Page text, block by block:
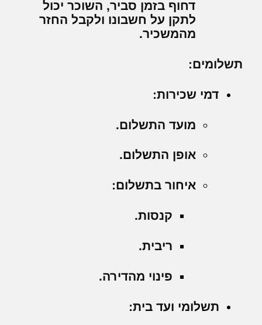
דחוף בזמן סביר, השוכר יכול
לתקן על חשבונו ולקבל החזר
מהמשכיר.
תשלומים:
דמי שכירות:
מועד התשלום.
אופן התשלום.
איחור בתשלום:
קנסות.
ריבית.
פינוי מהדירה.
תשלומי ועד בית: